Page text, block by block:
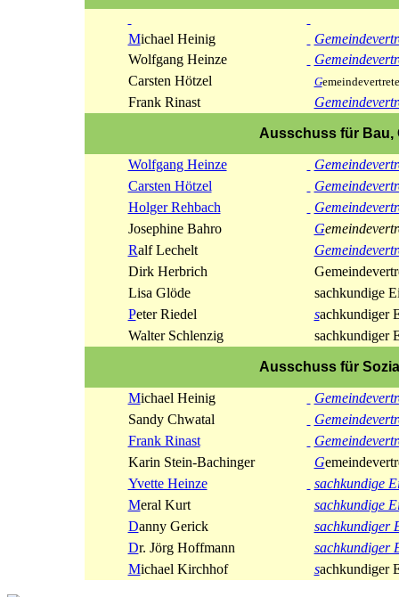
Michael Heinig
Wolfgang Heinze
Carsten Hötzel
G
Frank Rinast
Ausschuss für Bau,
Wolfgang Heinze
Carsten Hötzel
Holger Rehbach
Josephine Bahro
G
Ralf Lechelt
Dirk Herbrich
Lisa Glöde
sachkundige
Peter Riedel sachkundiger
Walter Schlenzig
sachkundiger
Ausschuss für
Michael Heinig
Sandy Chwatal
Frank Rinast
Karin Stein-Bachinger
G
Yvette Heinze
sachkundige
Meral Kurt
sachkundige
Danny Gerick
sachkundiger
Dr. Jörg Hoffmann
sachkundiger
Michael Kirchhof sachkundiger